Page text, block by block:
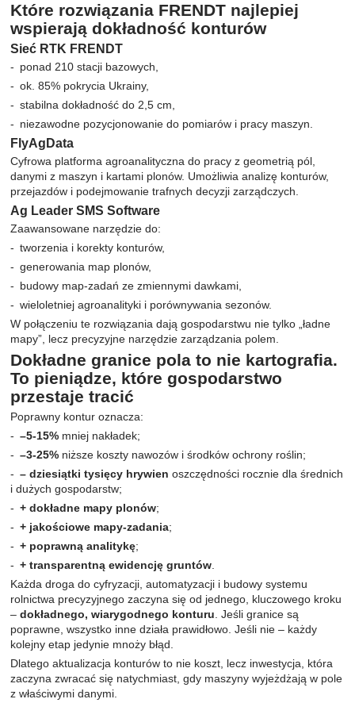
Które rozwiązania FRENDT najlepiej
wspierają dokładność konturów
Sieć RTK FRENDT
ponad 210 stacji bazowych,
ok. 85% pokrycia Ukrainy,
stabilna dokładność do 2,5 cm,
niezawodne pozycjonowanie do pomiarów i pracy maszyn.
FlyAgData
Cyfrowa platforma agroanalityczna do pracy z geometrią pól,
danymi z maszyn i kartami plonów. Umożliwia analizę konturów,
przejazdów i podejmowanie trafnych decyzji zarządczych.
Ag Leader SMS Software
Zaawansowane narzędzie do:
tworzenia i korekty konturów,
generowania map plonów,
budowy map-zadań ze zmiennymi dawkami,
wieloletniej agroanalityki i porównywania sezonów.
W połączeniu te rozwiązania dają gospodarstwu nie tylko „ładne
mapy”, lecz precyzyjne narzędzie zarządzania polem.
Dokładne granice pola to nie kartografia.
To pieniądze, które gospodarstwo
przestaje tracić
Poprawny kontur oznacza:
–5-15% mniej nakładek;
–3-25% niższe koszty nawozów i środków ochrony roślin;
– dziesiątki tysięcy hrywien oszczędności rocznie dla średnich
i dużych gospodarstw;
+ dokładne mapy plonów;
+ jakościowe mapy-zadania;
+ poprawną analitykę;
+ transparentną ewidencję gruntów.
Każda droga do cyfryzacji, automatyzacji i budowy systemu
rolnictwa precyzyjnego zaczyna się od jednego, kluczowego kroku
–dokładnego, wiarygodnego konturu. Jeśli granice są
poprawne, wszystko inne działa prawidłowo. Jeśli nie – każdy
kolejny etap jedynie mnoży błąd.
Dlatego aktualizacja konturów to nie koszt, lecz inwestycja, która
zaczyna zwracać się natychmiast, gdy maszyny wyjeżdżają w pole
z właściwymi danymi.